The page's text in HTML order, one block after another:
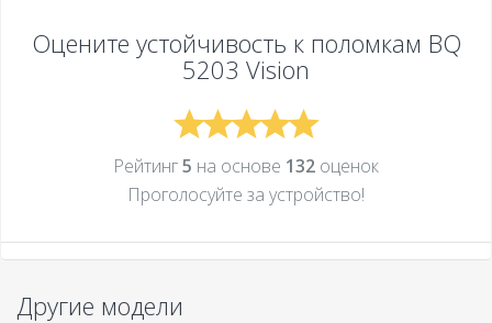
Оцените устойчивость к поломкам BQ
5203 Vision
Рейтинг5 на основе 132 оценок
Проголосуйте за устройcтво!
Другие модели